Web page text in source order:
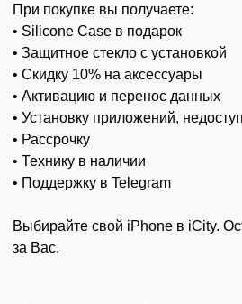
При покупке вы получаете:
• Silicone Case в подарок
• Защитное стекло с установкой
• Скидку 10% на аксессуары
• Активацию и перенос данных
• Установку приложений,
• Рассрочку
• Технику в наличии
• Поддержку в Telegram
Выбирайте свой iPhone в iCity.
за Вас.